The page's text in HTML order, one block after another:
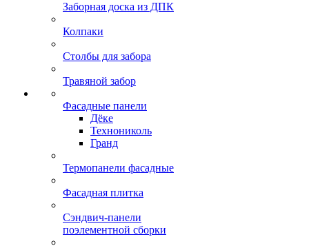
Заборная доска из ДПК
Колпаки
Столбы для забора
Травяной забор
Фасадные панели
Дёке
Технониколь
Гранд
Термопанели фасадные
Фасадная плитка
Сэндвич-панели
поэлементной сборки